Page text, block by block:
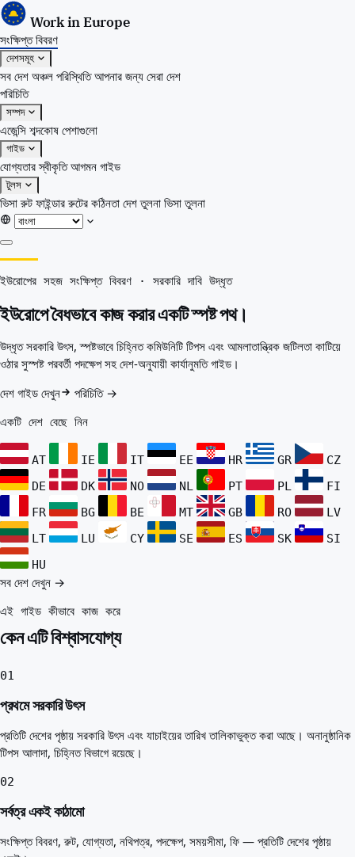
Work in Europe
সংক্ষিপ্ত বিবরণ
দেশসমূহ
সব দেশ অঞ্চল পরিস্থিতিআপনার জন্য সেরা দেশ
পরিচিতি
সম্পদ
এজেন্সি শব্দকোষ পেশাগুলো
গাইড
যোগ্যতার স্বীকৃতিআগমন গাইড
টুলস
ভিসা রুট ফাইন্ডাররুটের কঠিনতা দেশ তুলনা ভিসা তুলনা
দেশসমূহ
অঞ্চল
পরিস্থিতি
আপনার জন্য সেরা দেশ
পরিচিতি
সম্পদ
শব্দকোষ
পেশাগুলো
গাইড
যোগ্যতার স্বীকৃতি
আগমন গাইড
টুলস
ভিসা রুট ফাইন্ডার
ভিসা তুলনা
ইউরোপের সহজ সংক্ষিপ্ত বিবরণ · সরকারি দাবি উদ্ধৃত
ইউরোপে বৈধভাবে কাজ করার একটি স্পষ্ট পথ।
উদ্ধৃত সরকারি উৎস, স্পষ্টভাবে চিহ্নিত কমিউনিটি টিপস এবং আমলাতান্ত্রিক জটিলতা কাটিয়ে
ওঠার সুস্পষ্ট পরবর্তী পদক্ষেপ সহ দেশ-অনুযায়ী কার্যানুমতি গাইড।
দেশ গাইড দেখুন
পরিচিতি →
একটি দেশ বেছে নিন
AT IE IT EE HR GR
CZ
DE
DK NO NL PT PL
FI
FR
BG BE MT GB RO
LV
LT
LU CY SE ES SK
SI
HU
সব দেশ দেখুন →
এই গাইড কীভাবে কাজ করে
কেন এটি বিশ্বাসযোগ্য
01
প্রথমে সরকারি উৎস
প্রতিটি দেশের পৃষ্ঠায় সরকারি উৎস এবং যাচাইয়ের তারিখ তালিকাভুক্ত করা আছে। অনানুষ্ঠানিক
টিপস আলাদা, চিহ্নিত বিভাগে রয়েছে।
02
সর্বত্র একই কাঠামো
সংক্ষিপ্ত বিবরণ, রুট, যোগ্যতা, নথিপত্র, পদক্ষেপ, সময়সীমা, ফি — প্রতিটি দেশের পৃষ্ঠায়